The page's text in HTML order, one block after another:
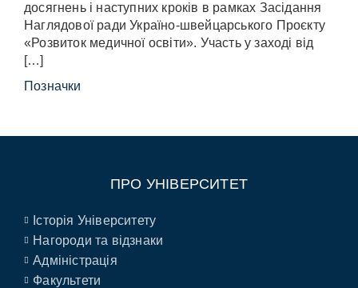
досягнень і наступних кроків в рамках Засідання
Наглядової ради Україно-швейцарського Проєкту
«Розвиток медичної освіти». Участь у заході від
[…]
Позначки
ПРО УНІВЕРСИТЕТ
Історія Університету
Нагороди та відзнаки
Адміністрація
Факультети